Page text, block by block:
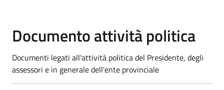
Documento attività politica
Documenti legati all'attività politica del Presidente, degli
assessori e in generale dell'ente provinciale